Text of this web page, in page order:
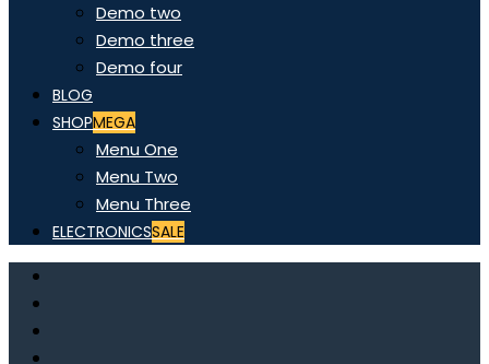
Demo two
Demo three
Demo four
BLOG
SHOPMEGA
Menu One
Menu Two
Menu Three
ELECTRONICSSALE